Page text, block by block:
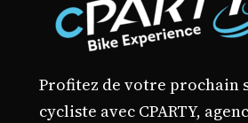
Profitez de votre prochain
cycliste avec CPARTY,